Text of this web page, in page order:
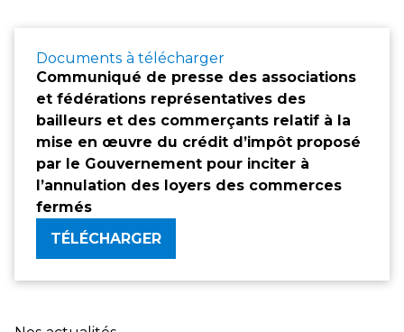
Documents à télécharger
Communiqué de presse des associations
et fédérations représentatives des
bailleurs et des commerçants relatif à la
mise en œuvre du crédit d’impôt proposé
par le Gouvernement pour inciter à
l’annulation des loyers des commerces
fermés
TÉLÉCHARGER